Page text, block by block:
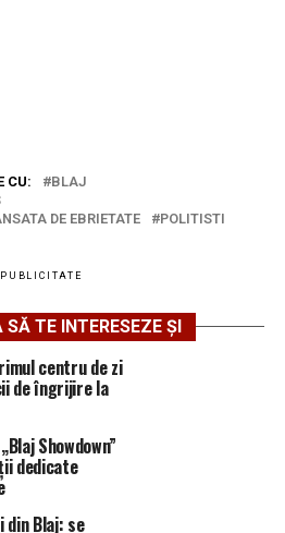
CU:
BLAJ
DE EBRIETATE
POLITISTI
PUBLICITATE
TE INTERESEZE ȘI
centru de zi
de îngrijire la
Showdown”
dedicate
din Blaj: se